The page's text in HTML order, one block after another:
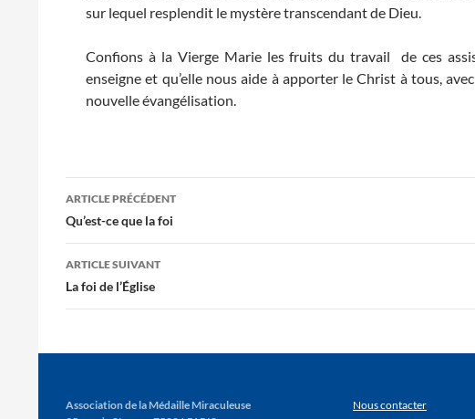
sur lequel resplendit le mystère transcendant de Dieu.
Confions à la Vierge Marie les fruits du travail de ces
enseigne et qu’elle nous aide à apporter le Christ à tous,
nouvelle évangélisation.
Navigation
des
articles
ARTICLE PRÉCÉDENT
Qu’est-ce que la foi
ARTICLE SUIVANT
La foi de l’Église
Association de la Médaille Miraculeuse
Nous contacter